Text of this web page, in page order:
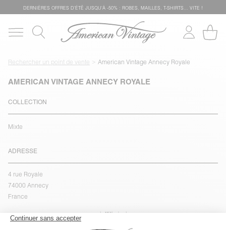
DERNIÈRES OFFRES D'ÉTÊ JUSQU'À -50% : ROBES, MAILLES, T-SHIRTS... VITE !
Rechercher un point de vente American Vintage Annecy Royale
AMERICAN VINTAGE ANNECY ROYALE
COLLECTION
Mixte
ADRESSE
4 rue Royale
74000 Annecy
France
voir l''itinéraire